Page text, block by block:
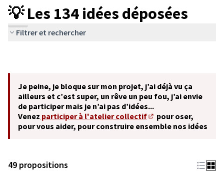
💡 Les 134 idées déposées
Filtrer et rechercher
Je peine, je bloque sur mon projet, j’ai déjà vu ça
ailleurs et c’est super, un rêve un peu fou, j’ai envie
de participer mais je n’ai pas d’idées...
Venez participer à l'atelier collectif
(S'ouvre dans un
pour oser,
pour vous aider, pour construire ensemble nos idées
49 propositions